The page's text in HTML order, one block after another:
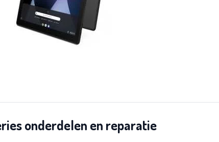
onderdelen en reparatie